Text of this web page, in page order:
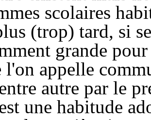
scolaires
(trop) tard, si
grande
l'on appelle
autre par le
une habitude